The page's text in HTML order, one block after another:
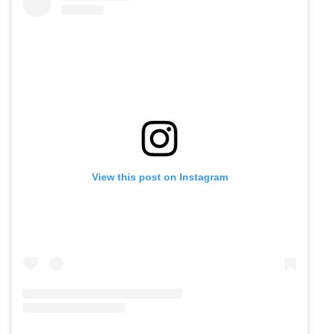
View this post on Instagram